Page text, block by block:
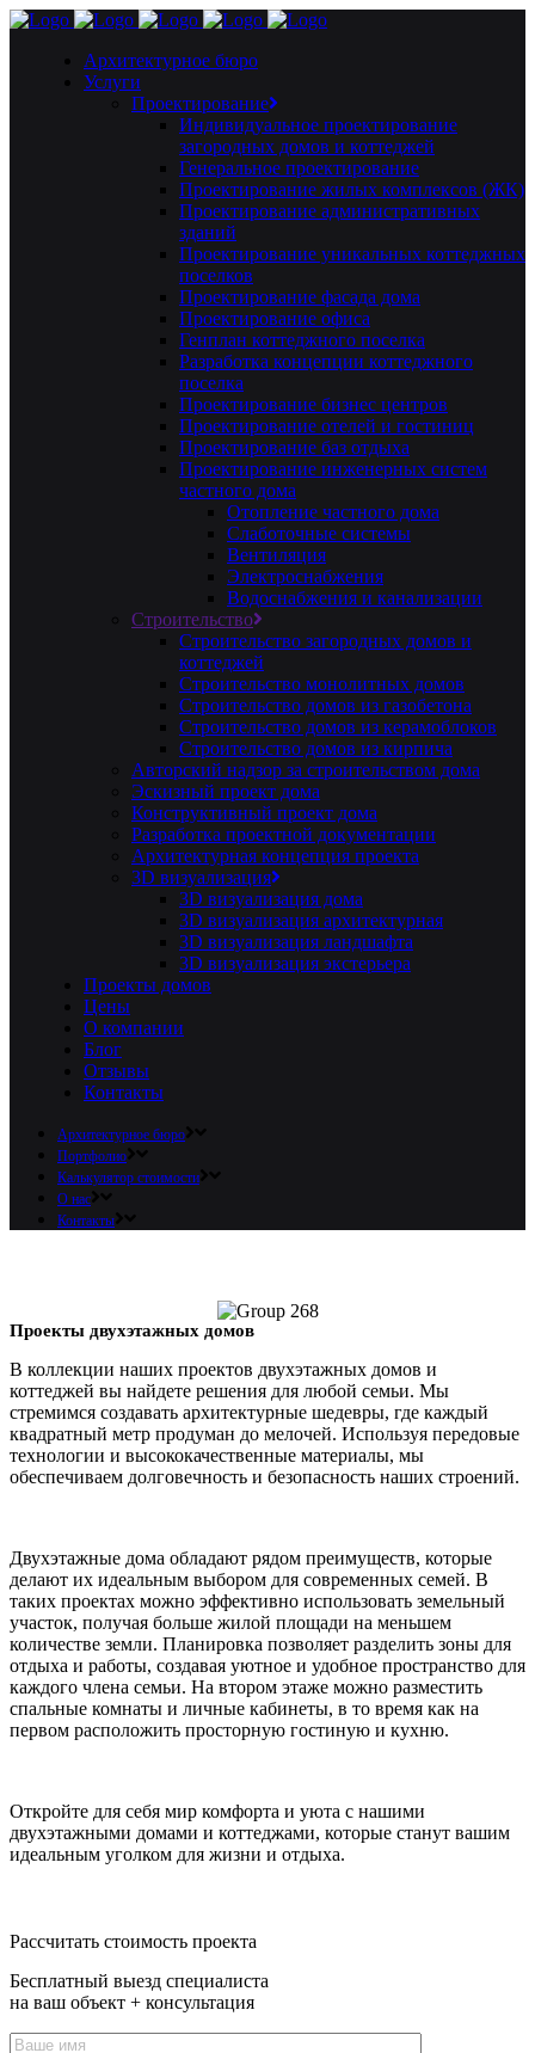
Архитектурное бюро
Услуги
Проектирование
Индивидуальное проектирование
загородных домов и коттеджей
Генеральное проектирование
Проектирование жилых комплексов (ЖК)
Проектирование административных
зданий
Проектирование уникальных коттеджных
поселков
Проектирование фасада дома
Проектирование офиса
Генплан коттеджного поселка
Разработка концепции коттеджного
поселка
Проектирование бизнес центров
Проектирование отелей и гостиниц
Проектирование баз отдыха
Проектирование инженерных систем
частного дома
Отопление частного дома
Слаботочные системы
Вентиляция
Электроснабжения
Водоснабжения и канализации
Строительство
Строительство загородных домов и
коттеджей
Строительство монолитных домов
Строительство домов из газобетона
Строительство домов из керамоблоков
Строительство домов из кирпича
Авторский надзор за строительством дома
Эскизный проект дома
Конструктивный проект дома
Разработка проектной документации
Архитектурная концепция проекта
3D визуализация
3D визуализация дома
3D визуализация архитектурная
3D визуализация ландшафта
3D визуализация экстерьера
Проекты домов
Цены
О компании
Блог
Отзывы
Контакты
Архитектурное бюро
Портфолио
Калькулятор стоимости
О нас
Контакты
Проекты двухэтажных домов
В коллекции наших проектов двухэтажных домов и
коттеджей вы найдете решения для любой семьи. Мы
стремимся создавать архитектурные шедевры, где каждый
квадратный метр продуман до мелочей. Используя передовые
технологии и высококачественные материалы, мы
обеспечиваем долговечность и безопасность наших строений.
Двухэтажные дома обладают рядом преимуществ, которые
делают их идеальным выбором для современных семей. В
таких проектах можно эффективно использовать земельный
участок, получая больше жилой площади на меньшем
количестве земли. Планировка позволяет разделить зоны для
отдыха и работы, создавая уютное и удобное пространство для
каждого члена семьи. На втором этаже можно разместить
спальные комнаты и личные кабинеты, в то время как на
первом расположить просторную гостиную и кухню.
Откройте для себя мир комфорта и уюта с нашими
двухэтажными домами и коттеджами, которые станут вашим
идеальным уголком для жизни и отдыха.
Рассчитать стоимость проекта
Бесплатный выезд специалиста
на ваш объект + консультация